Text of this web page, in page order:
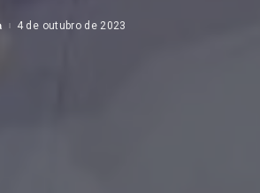
4 de outubro de 2023